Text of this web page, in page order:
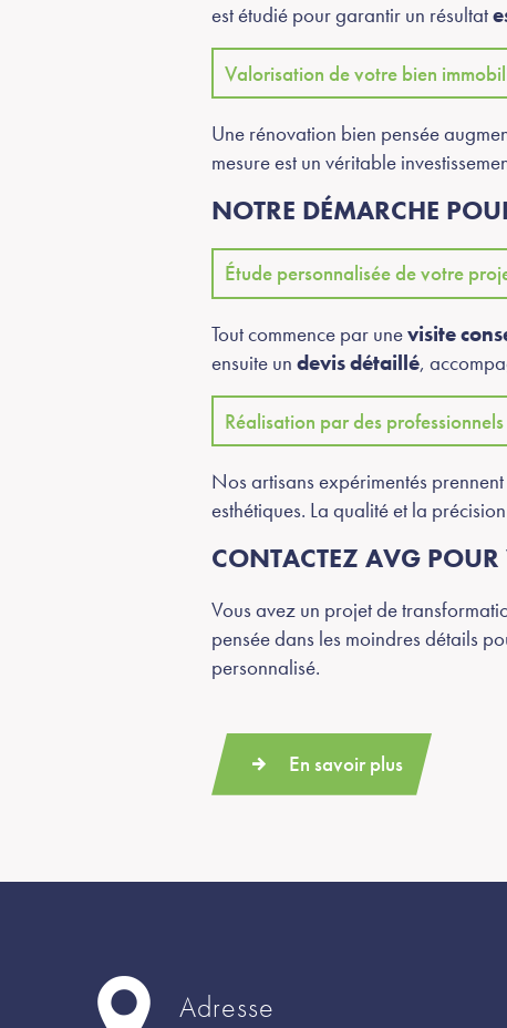
est étudié pour garantir un résultat
Valorisation de votre bien
Une rénovation bien pensée
mesure est un véritable
NOTRE DÉMARCHE
Étude personnalisée de votre
Tout commence par unevisite
ensuite undevis détaillé,
Réalisation par des
Nos artisans expérimentés
esthétiques. La qualité et la
CONTACTEZ AVG
Vous avez un projet de
pensée dans les moindres détails
personnalisé.
En savoir plus
Adresse